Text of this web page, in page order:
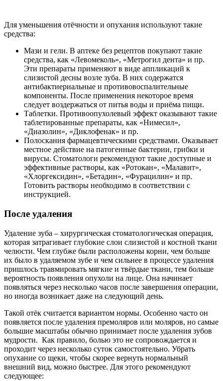
Для уменьшения отёчности и опухания используют такие
средства:
Мази и гели. В аптеке без рецептов покупают такие
средства, как «Левомеколь», «Метрогил дента» и пр.
Эти препараты применяют в виде аппликаций к
слизистой десны возле зуба. В них содержатся
антибактиериальные и противовоспалительные
компоненты. После применения некоторое время
следует воздержаться от питья воды и приёма пищи.
Таблетки. Противоопухолевый эффект оказывают такие
таблетированные препараты, как «Нимесил»,
«Диазолин», «Диклофенак» и пр.
Полоскания фармацевтическими средствами. Оказывает
местное действие на патогенные бактерии, грибки и
вирусы. Стоматологи рекомендуют такие доступные и
эффективные растворы, как «Ротокан», «Малавит»,
«Хлоргексидин», «Бетадин», «Фурацилин» и пр.
Готовить растворы необходимо в соответствии с
инструкцией.
После удаления
Удаление зуба – хирургическая стоматологическая операция,
которая затрагивает глубокие слои слизистой и костной ткани
челюсти. Чем глубже были расположены корни, чем больше
их было в удаляемом зубе и чем сильнее в процессе удаления
пришлось травмировать мягкие и твёрдые ткани, тем больше
вероятность появления опухоли на лице. Она начинает
появляться через несколько часов после завершения операции,
но иногда возникает даже на следующий день.
Такой отёк считается вариантом нормы. Особенно часто он
появляется после удаления премоляров или моляров, но самые
большие масштабы обычно принимает после удаления зубов
мудрости. Как правило, болью это не сопровождается и
проходит через несколько суток самостоятельно. Убрать
опухание со щеки, чтобы скорее вернуть нормальный
внешний вид, можно быстрее. Для этого рекомендуют
следующее: